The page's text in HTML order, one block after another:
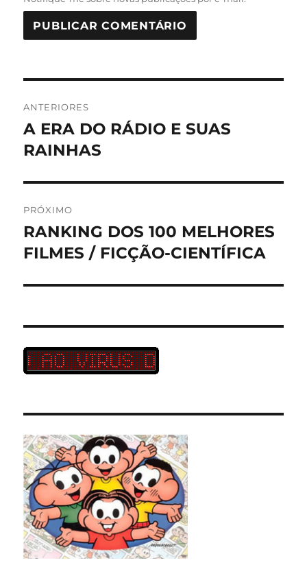
de
Post
ANTERIORES
Post
anterior:
A ERA DO RÁDIO E SUAS
RAINHAS
PRÓXIMO
Próximo
post:
RANKING DOS 100 MELHORES
FILMES / FICÇÃO-CIENTÍFICA